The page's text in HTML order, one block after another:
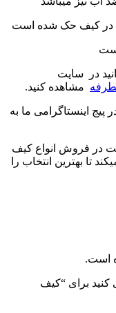
در کیف حک شده است
در سایت
مشاهده کنید.
پیج اینستاگرامی ما به
در فروش انواع کیف
تا بهترین انتخاب را
است.
کنید برای “کیف